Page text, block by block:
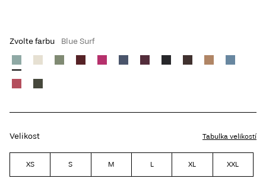
Zvolte farbu Blue Surf
Velikost Tabulka velikostí
XS S M L XL XXL